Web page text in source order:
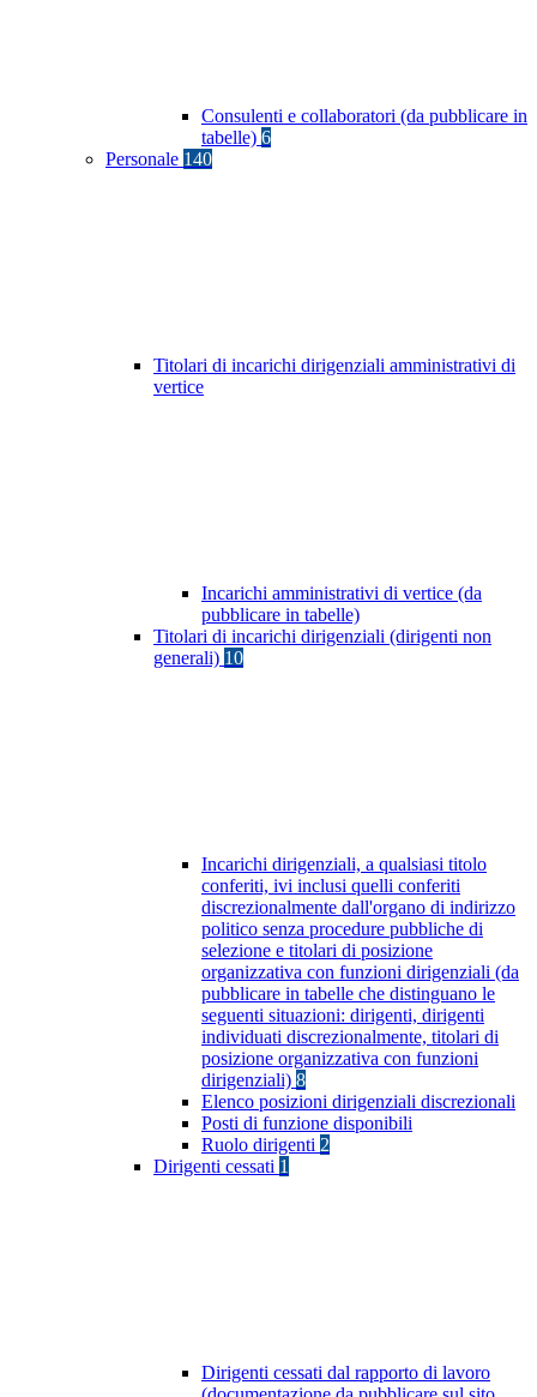
Consulenti e collaboratori (da pubblicare in
tabelle) 6
Personale 140
Titolari di incarichi dirigenziali amministrativi di
vertice
Incarichi amministrativi di vertice (da
pubblicare in tabelle)
Titolari di incarichi dirigenziali (dirigenti non
generali) 10
Incarichi dirigenziali, a qualsiasi titolo
conferiti, ivi inclusi quelli conferiti
discrezionalmente dall'organo di indirizzo
politico senza procedure pubbliche di
selezione e titolari di posizione
organizzativa con funzioni dirigenziali (da
pubblicare in tabelle che distinguano le
seguenti situazioni: dirigenti, dirigenti
individuati discrezionalmente, titolari di
posizione organizzativa con funzioni
dirigenziali) 8
Elenco posizioni dirigenziali discrezionali
Posti di funzione disponibili
Ruolo dirigenti 2
Dirigenti cessati 1
Dirigenti cessati dal rapporto di lavoro